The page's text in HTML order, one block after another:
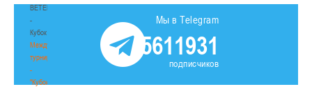
BETERA
-
Кубок
Международный
турнир
-
"Кубок
Мы в Telegram
5611931
подписчиков